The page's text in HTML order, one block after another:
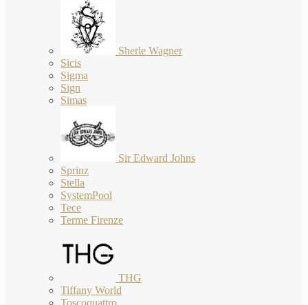
Sherle Wagner
Sicis
Sigma
Sign
Simas
Sir Edward Johns
Sprinz
Stella
SystemPool
Tece
Terme Firenze
THG
Tiffany World